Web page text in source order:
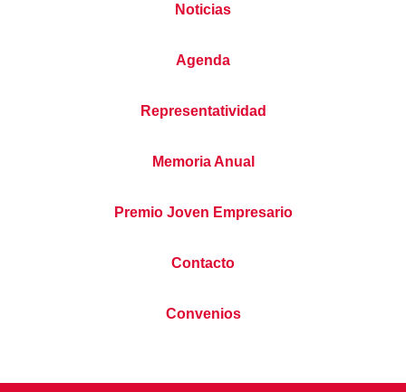
Noticias
Agenda
Representatividad
Memoria Anual
Premio Joven Empresario
Contacto
Convenios